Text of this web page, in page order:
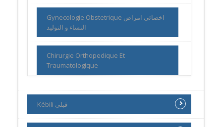
Gynecologie Obstetrique اخصائي امراض
النساء و التوليد
Chirurgie Orthopedique Et
Traumatologique
Kébili ڨبلي